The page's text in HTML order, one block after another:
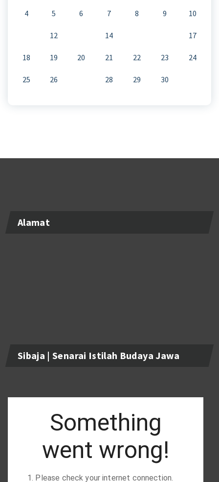
4 5 6 7 8 9 10
12 14 17
18 19 20 21 22 23 24
25 26 28 29 30
Alamat
Sibaja | Senarai Istilah Budaya Jawa